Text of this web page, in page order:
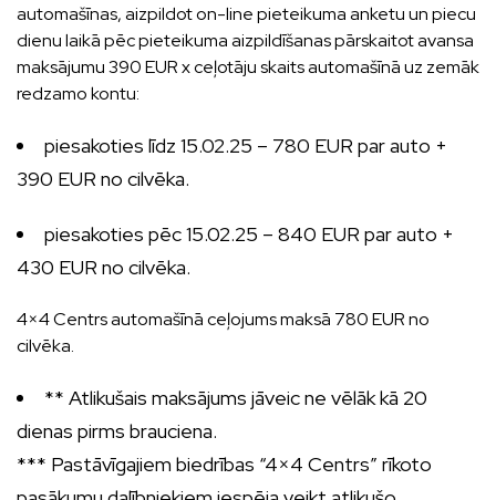
automašīnas, aizpildot on-line pieteikuma anketu un piecu
dienu laikā pēc pieteikuma aizpildīšanas pārskaitot avansa
maksājumu 390 EUR x ceļotāju skaits automašīnā uz zemāk
redzamo kontu:
piesakoties līdz 15.02.25 – 780 EUR par auto +
390 EUR no cilvēka.
piesakoties pēc 15.02.25 – 840 EUR par auto +
430 EUR no cilvēka.
4×4 Centrs automašīnā ceļojums maksā 780 EUR no
cilvēka.
** Atlikušais maksājums jāveic ne vēlāk kā 20
dienas pirms brauciena.
*** Pastāvīgajiem biedrības “4×4 Centrs” rīkoto